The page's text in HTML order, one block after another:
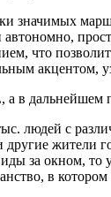
значимых
автономно,
что
дальнейшем
людей с
за окном,
в